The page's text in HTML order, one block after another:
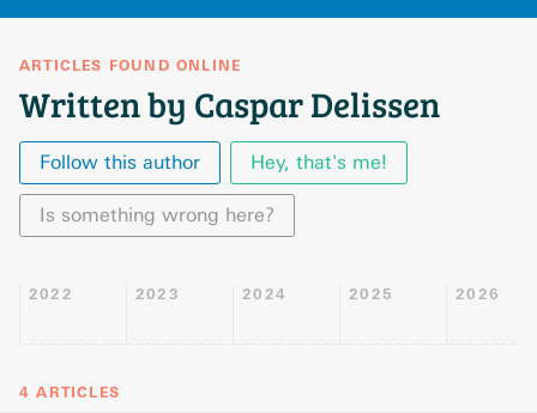
ARTICLES FOUND ONLINE
Written by Caspar Delissen
Follow this author Hey, that's me!
Is something wrong here?
2022 2023 2024 2025 2026
4 ARTICLES